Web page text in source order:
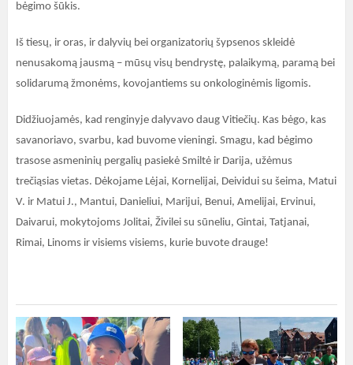
bėgimo šūkis.
Iš tiesų, ir oras, ir dalyvių bei organizatorių šypsenos skleidė
nenusakomą jausmą – mūsų visų bendrystę, palaikymą, paramą bei
solidarumą žmonėms, kovojantiems su onkologinėmis ligomis.
Didžiuojamės, kad renginyje dalyvavo daug Vitiečių. Kas bėgo, kas
savanoriavo, svarbu, kad buvome vieningi. Smagu, kad bėgimo
trasose asmeninių pergalių pasiekė Smiltė ir Darija, užėmus
trečiąsias vietas. Dėkojame Lėjai, Kornelijai, Deividui su šeima, Matui
V. ir Matui J., Mantui, Danieliui, Marijui, Benui, Amelijai, Ervinui,
Daivarui, mokytojoms Jolitai, Živilei su sūneliu, Gintai, Tatjanai,
Rimai, Linoms ir visiems visiems, kurie buvote drauge!